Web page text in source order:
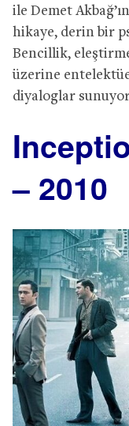
ile Demet
hikaye, derin bir
Bencillik,
üzerine
diyaloglar
– 2010